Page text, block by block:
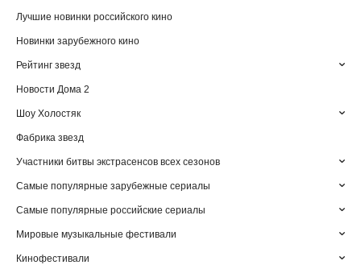
Лучшие новинки российского кино
Новинки зарубежного кино
Рейтинг звезд
Новости Дома 2
Шоу Холостяк
Фабрика звезд
Участники битвы экстрасенсов всех сезонов
Самые популярные зарубежные сериалы
Самые популярные российские сериалы
Мировые музыкальные фестивали
Кинофестивали